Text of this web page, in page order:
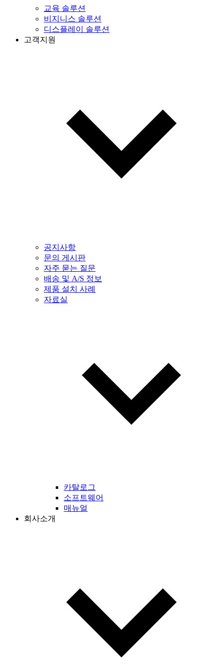
교육 솔루션
비지니스 솔루션
디스플레이 솔루션
고객지원
공지사항
문의 게시판
자주 묻는 질문
배송 및 A/S 정보
제품 설치 사례
자료실
카탈로그
소프트웨어
매뉴얼
회사소개